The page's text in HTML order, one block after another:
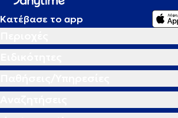
Κατέβασε το app